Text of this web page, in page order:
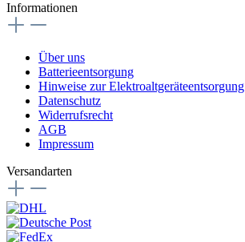
Informationen
Über uns
Batterieentsorgung
Hinweise zur Elektroaltgeräteentsorgung
Datenschutz
Widerrufsrecht
AGB
Impressum
Versandarten